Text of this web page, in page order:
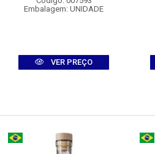
Embalagem: UNIDADE
VER PREÇO